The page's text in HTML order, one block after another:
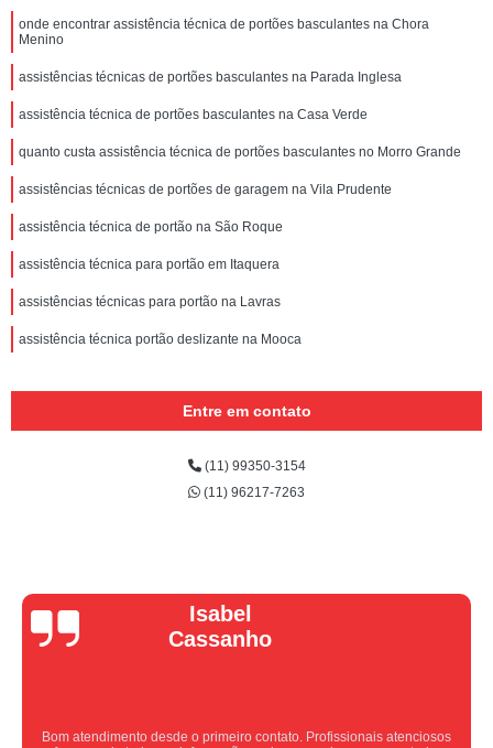
onde encontrar assistência técnica de portões basculantes na Chora
Menino
assistências técnicas de portões basculantes na Parada Inglesa
assistência técnica de portões basculantes na Casa Verde
quanto custa assistência técnica de portões basculantes no Morro Grande
assistências técnicas de portões de garagem na Vila Prudente
assistência técnica de portão na São Roque
assistência técnica para portão em Itaquera
assistências técnicas para portão na Lavras
assistência técnica portão deslizante na Mooca
Entre em contato
(11) 99350-3154
(11) 96217-7263
Vera Maria
Equipe nota 10, trabalho rápido com excelência , super organizados.